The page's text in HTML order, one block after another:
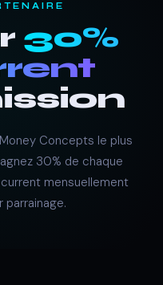
30%
Concepts le plus
30% de chaque
mensuellement
parrainage.